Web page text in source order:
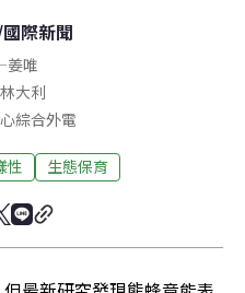
國際新聞
姜唯
林大利
綜合外電
性 生態保育